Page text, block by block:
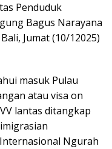
Penduduk
Bagus Narayana
Jumat (10/12025)
masuk Pulau
atau visa on
lantas ditangkap
Ngurah